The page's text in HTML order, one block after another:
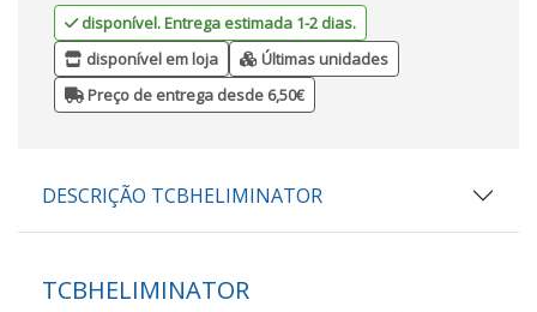
disponível. Entrega estimada 1-2 dias.
disponível em loja
Últimas unidades
Preço de entrega desde 6,50€
DESCRIÇÃO TCBHELIMINATOR
TCBHELIMINATOR